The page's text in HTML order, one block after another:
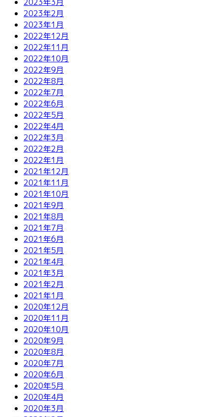
2023年2月
2023年1月
2022年12月
2022年11月
2022年10月
2022年9月
2022年8月
2022年7月
2022年6月
2022年5月
2022年4月
2022年3月
2022年2月
2022年1月
2021年12月
2021年11月
2021年10月
2021年9月
2021年8月
2021年7月
2021年6月
2021年5月
2021年4月
2021年3月
2021年2月
2021年1月
2020年12月
2020年11月
2020年10月
2020年9月
2020年8月
2020年7月
2020年6月
2020年5月
2020年4月
2020年3月